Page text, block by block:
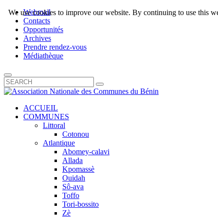
Webmail
Contacts
Opportunités
Archives
Prendre rendez-vous
Médiathèque
ACCUEIL
COMMUNES
Littoral
Cotonou
Atlantique
Abomey-calavi
Allada
Kpomassè
Ouidah
Sô-ava
Toffo
Tori-bossito
Zè
We use cookies to improve our website. By continuing to use this